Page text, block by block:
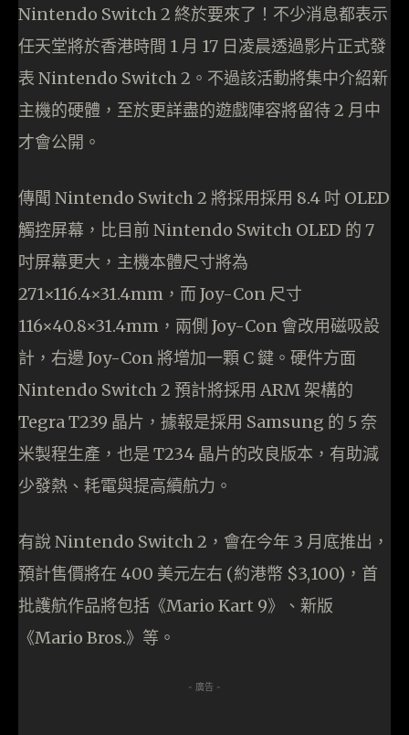
Nintendo Switch 2 終於要來了！不少消息都表示
任天堂將於香港時間 1 月 17 日凌晨透過影片正式發
表 Nintendo Switch 2。不過該活動將集中介紹新
主機的硬體，至於更詳盡的遊戲陣容將留待 2 月中
才會公開。
傳聞 Nintendo Switch 2 將採用採用 8.4 吋 OLED
觸控屏幕，比目前 Nintendo Switch OLED 的 7
吋屏幕更大，主機本體尺寸將為
271×116.4×31.4mm，而 Joy-Con 尺寸
116×40.8×31.4mm，兩側 Joy-Con 會改用磁吸設
計，右邊 Joy-Con 將增加一顆 C 鍵。硬件方面
Nintendo Switch 2 預計將採用 ARM 架構的
Tegra T239 晶片，據報是採用 Samsung 的 5 奈
米製程生產，也是 T234 晶片的改良版本，有助減
少發熱、耗電與提高續航力。
有說 Nintendo Switch 2，會在今年 3 月底推出，
預計售價將在 400 美元左右 (約港幣 $3,100)，首
批護航作品將包括《Mario Kart 9》、新版
《Mario Bros.》等。
- 廣告 -